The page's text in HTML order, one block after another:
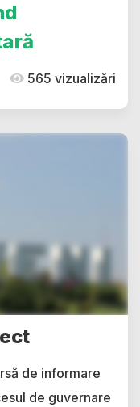
565 vizualizări
de informare
de guvernare